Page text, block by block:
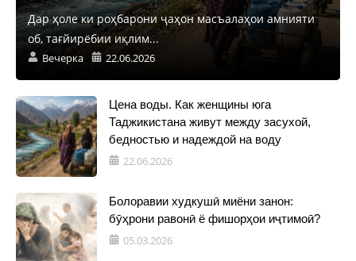
Дар ҳоле ки роҳбарони ҷаҳон масъалаҳои амнияти
об, тағйирёбии иқлим...
Вечерка 22.06.2026
Цена воды. Как женщины юга
Таджикистана живут между засухой,
бедностью и надеждой на воду
22.06.2026
Болоравии худкушӣ миёни занон:
бӯҳрони равонӣ ё фишорҳои иҷтимоӣ?
05.03.2026